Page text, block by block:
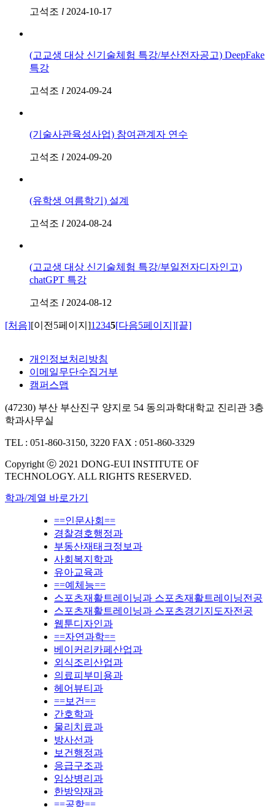
고석조 l 2024-10-17
(고교생 대상 신기술체험 특강/부산전자공고) DeepFake
특강
고석조 l 2024-09-24
(기술사관육성사업) 참여관계자 연수
고석조 l 2024-09-20
(유학생 여름학기) 설계
고석조 l 2024-08-24
(고교생 대상 신기술체험 특강/부일전자디자인고)
chatGPT 특강
고석조 l 2024-08-12
[처음][이전5페이지]1 2345[다음5페이지][끝]
개인정보처리방침
이메일무단수집거부
캠퍼스맵
(47230) 부산 부산진구 양지로 54 동의과학대학교 진리관 3층
학과사무실
TEL : 051-860-3150, 3220 FAX : 051-860-3329
Copyright ⓒ 2021 DONG-EUI INSTITUTE OF
TECHNOLOGY. ALL RIGHTS RESERVED.
학과/계열 바로가기
==인문사회==
경찰경호행정과
부동산재태크정보과
사회복지학과
유아교육과
==예체능==
스포츠재활트레이닝과 스포츠재활트레이닝전공
스포츠재활트레이닝과 스포츠경기지도자전공
웹툰디자인과
==자연과학==
베이커리카페산업과
외식조리산업과
의료피부미용과
헤어뷰티과
==보건==
간호학과
물리치료과
방사선과
보건행정과
응급구조과
임상병리과
한방약재과
==공학==